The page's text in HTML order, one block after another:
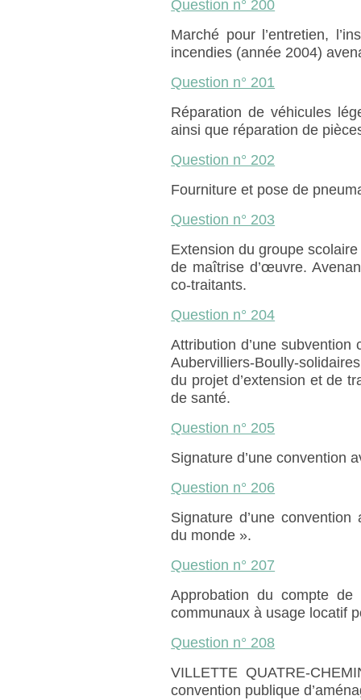
Question n° 200
Marché pour l’entretien,
incendies (année 2004)
Question n° 201
Réparation de véhicules
ainsi que réparation de
Question n° 202
Fourniture et pose de
Question n° 203
Extension du groupe
de maîtrise d’œuvre.
co-traitants.
Question n° 204
Attribution d’une subvention
Aubervilliers-Boully-
du projet d’extension et de
de santé.
Question n° 205
Signature d’une convention
Question n° 206
Signature d’une
du monde ».
Question n° 207
Approbation du compte de
communaux à usage locatif
Question n° 208
VILLETTE QUATRE-
convention publique